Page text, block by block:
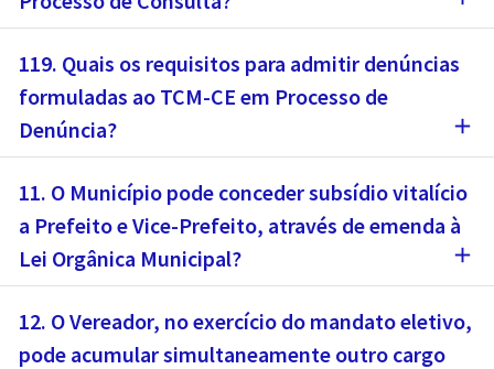
119. Quais os requisitos para admitir denúncias
formuladas ao TCM-CE em Processo de
Denúncia?
add
11. O Município pode conceder subsídio vitalício
a Prefeito e Vice-Prefeito, através de emenda à
Lei Orgânica Municipal?
add
12. O Vereador, no exercício do mandato eletivo,
pode acumular simultaneamente outro cargo